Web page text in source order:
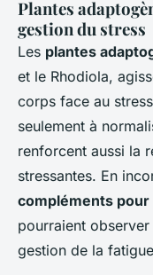
Plantes
gestion du stress
Les plantes
et le Rhodiola,
corps face au
seulement à
renforcent aussi la
stressantes. En
compléments
pourraient
gestion de la